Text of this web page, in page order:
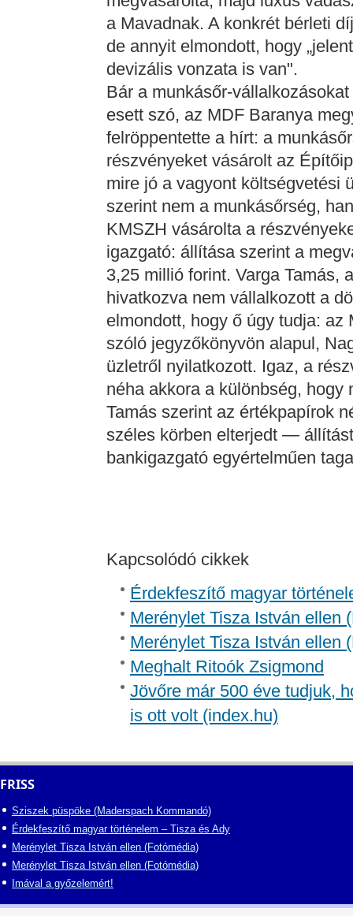
a Mavadnak. A konkrét bérleti
de annyit elmondott, hogy
devizális vonzata is van".
Bár a munkásőr-
esett szó, az MDF Baranya
felröppentette a hírt: a
részvényeket vásárolt az
mire jó a vagyont költségvetési
szerint nem a munkásőrség,
KMSZH vásárolta a
igazgató: állítása szerint a
3,25 millió forint. Varga Tamás,
hivatkozva nem vállalkozott a
elmondott, hogy ő úgy tudja:
szóló jegyzőkönyvön alapul,
üzletről nyilatkozott. Igaz, a
néha akkora a különbség, hogy
Tamás szerint az értékpapírok
széles körben elterjedt —
bankigazgató egyértelműen
Kapcsolódó cikkek
Érdekfeszítő magyar
Merénylet Tisza István ellen
Merénylet Tisza István ellen
Meghalt Ritoók Zsigmond
Jövőre már 500 éve tudjuk,
is ott volt (index.hu)
FRISS
Sziszek püspöke (Maderspach Kommandó)
Érdekfeszítő magyar történelem – Tisza és Ady
Merénylet Tisza István ellen (Fotómédia)
Merénylet Tisza István ellen (Fotómédia)
Imával a győzelemért!